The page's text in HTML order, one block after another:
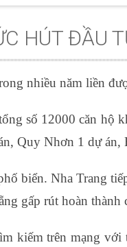
HÚT ĐẦU
nhiều năm liền
số 12000 căn hộ
Quy Nhơn 1 dự
biển. Nha Trang
gấp rút hoàn
kiếm trên mạng